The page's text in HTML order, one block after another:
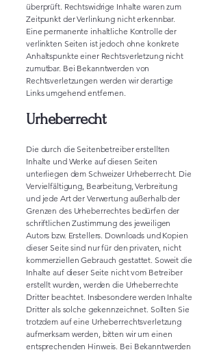
überprüft. Rechtswidrige Inhalte waren zum
Zeitpunkt der Verlinkung nicht erkennbar.
Eine permanente inhaltliche Kontrolle der
verlinkten Seiten ist jedoch ohne konkrete
Anhaltspunkte einer Rechtsverletzung nicht
zumutbar. Bei Bekanntwerden von
Rechtsverletzungen werden wir derartige
Links umgehend entfernen.
Urheberrecht
Die durch die Seitenbetreiber erstellten
Inhalte und Werke auf diesen Seiten
unterliegen dem Schweizer Urheberrecht. Die
Vervielfältigung, Bearbeitung, Verbreitung
und jede Art der Verwertung außerhalb der
Grenzen des Urheberrechtes bedürfen der
schriftlichen Zustimmung des jeweiligen
Autors bzw. Erstellers. Downloads und Kopien
dieser Seite sind nur für den privaten, nicht
kommerziellen Gebrauch gestattet. Soweit die
Inhalte auf dieser Seite nicht vom Betreiber
erstellt wurden, werden die Urheberrechte
Dritter beachtet. Insbesondere werden Inhalte
Dritter als solche gekennzeichnet. Sollten Sie
trotzdem auf eine Urheberrechtsverletzung
aufmerksam werden, bitten wir um einen
entsprechenden Hinweis. Bei Bekanntwerden